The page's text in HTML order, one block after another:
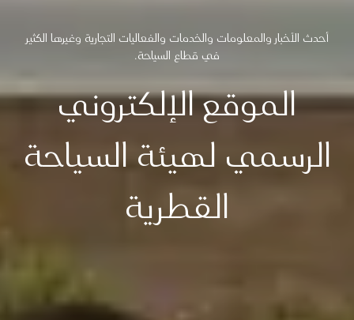
أحدث الأخبار والمعلومات والخدمات والفعاليات التجارية وغيرها الكثير
في قطاع السياحة.
الموقع الإلكتروني
الرسمي لهيئة السياحة
القطرية